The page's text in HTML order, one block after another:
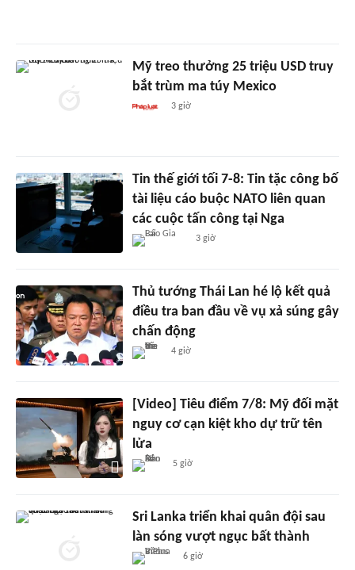
Mỹ treo thưởng 25 triệu USD truy
bắt trùm ma túy Mexico
3 giờ
Tin thế giới tối 7-8: Tin tặc công bố
tài liệu cáo buộc NATO liên quan
các cuộc tấn công tại Nga
3 giờ
Thủ tướng Thái Lan hé lộ kết quả
điều tra ban đầu về vụ xả súng gây
chấn động
4 giờ
[Video] Tiêu điểm 7/8: Mỹ đối mặt
nguy cơ cạn kiệt kho dự trữ tên
lửa
5 giờ
Sri Lanka triển khai quân đội sau
làn sóng vượt ngục bất thành
6 giờ